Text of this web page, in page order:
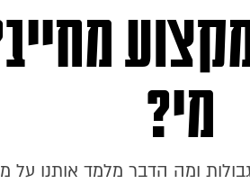
מי?
ומה הדבר מלמד אותנו על